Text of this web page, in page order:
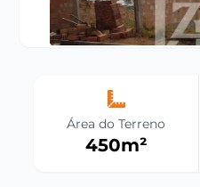
Área do Terreno
450m²